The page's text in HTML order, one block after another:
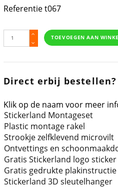
Referentiet067
TOEVOEGEN AAN
Direct erbij bestellen?
Klik op de naam voor meer
Stickerland Montageset
Plastic montage rakel
Strookje zelfklevend microvilt
Ontvettings en
Gratis Stickerland logo sticker
Gratis gedrukte plakinstructie
Stickerland 3D sleutelhanger